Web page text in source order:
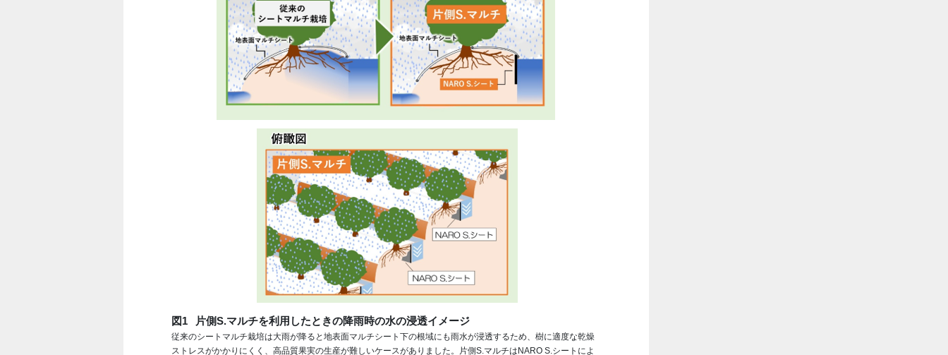
図1 片側S.マルチを利用したときの降雨時の水の浸透イメージ
従来のシートマルチ栽培は大雨が降ると地表面マルチシート下の根域にも雨水が浸透するため、樹に適度な乾燥
ストレスがかかりにくく、高品質果実の生産が難しいケースがありました。片側S.マルチはNARO S.シートによ